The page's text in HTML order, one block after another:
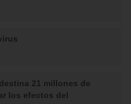
21 millones de
los efectos del